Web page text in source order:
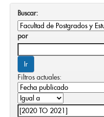
Buscar:
por
Filtros actuales: